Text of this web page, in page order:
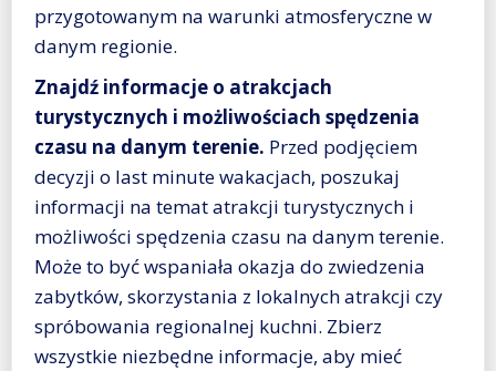
przygotowanym na warunki atmosferyczne w
danym regionie.
Znajdź informacje o atrakcjach
turystycznych i możliwościach spędzenia
czasu na danym terenie. Przed podjęciem
decyzji o last minute wakacjach, poszukaj
informacji na temat atrakcji turystycznych i
możliwości spędzenia czasu na danym terenie.
Może to być wspaniała okazja do zwiedzenia
zabytków, skorzystania z lokalnych atrakcji czy
spróbowania regionalnej kuchni. Zbierz
wszystkie niezbędne informacje, aby mieć